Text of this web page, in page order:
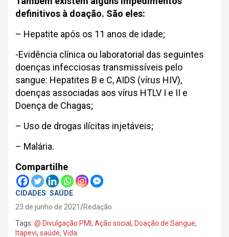
definitivos à doação. São eles:
– Hepatite após os 11 anos de idade;
-Evidência clínica ou laboratorial das seguintes
doenças infecciosas transmissíveis pelo
sangue: Hepatites B e C, AIDS (vírus HIV),
doenças associadas aos vírus HTLV I e II e
Doença de Chagas;
– Uso de drogas ilícitas injetáveis;
– Malária.
Compartilhe
CIDADES SAÚDE
23 de junho de 2021
Redação
Tags: @ Divulgação PMI , Ação social , Doação de Sangue,
Itapevi, saúde, Vida